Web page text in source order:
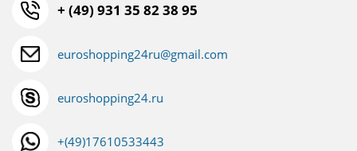
+ (49) 931 35 82 38 95
euroshopping24ru@gmail.com
euroshopping24.ru
+(49)17610533443